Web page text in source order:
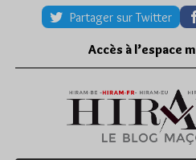
Partager sur Twitter
Accès à l’espace